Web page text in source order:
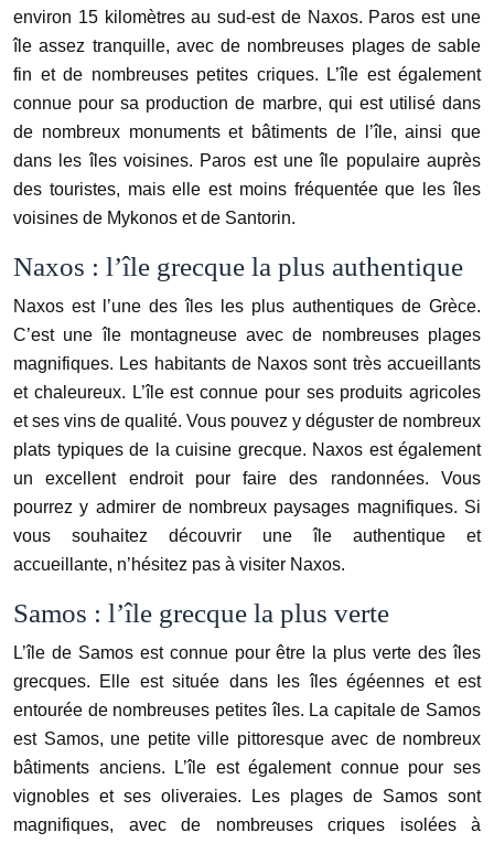
environ 15 kilomètres au sud-est de Naxos. Paros est une
île assez tranquille, avec de nombreuses plages de sable
fin et de nombreuses petites criques. L’île est également
connue pour sa production de marbre, qui est utilisé dans
de nombreux monuments et bâtiments de l’île, ainsi que
dans les îles voisines. Paros est une île populaire auprès
des touristes, mais elle est moins fréquentée que les îles
voisines de Mykonos et de Santorin.
Naxos : l’île grecque la plus authentique
Naxos est l’une des îles les plus authentiques de Grèce.
C’est une île montagneuse avec de nombreuses plages
magnifiques. Les habitants de Naxos sont très accueillants
et chaleureux. L’île est connue pour ses produits agricoles
et ses vins de qualité. Vous pouvez y déguster de nombreux
plats typiques de la cuisine grecque. Naxos est également
un excellent endroit pour faire des randonnées. Vous
pourrez y admirer de nombreux paysages magnifiques. Si
vous souhaitez découvrir une île authentique et
accueillante, n’hésitez pas à visiter Naxos.
Samos : l’île grecque la plus verte
L’île de Samos est connue pour être la plus verte des îles
grecques. Elle est située dans les îles égéennes et est
entourée de nombreuses petites îles. La capitale de Samos
est Samos, une petite ville pittoresque avec de nombreux
bâtiments anciens. L’île est également connue pour ses
vignobles et ses oliveraies. Les plages de Samos sont
magnifiques, avec de nombreuses criques isolées à